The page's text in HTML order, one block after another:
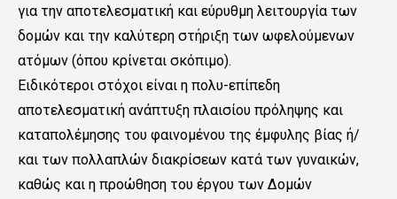
για την αποτελεσματική και εύρυθμη λειτουργία των
δομών και την καλύτερη στήριξη των ωφελούμενων
ατόμων (όπου κρίνεται σκόπιμο).
Ειδικότεροι στόχοι είναι η πολυ-επίπεδη
αποτελεσματική ανάπτυξη πλαισίου πρόληψης και
καταπολέμησης του φαινομένου της έμφυλης βίας ή/
και των πολλαπλών διακρίσεων κατά των γυναικών,
καθώς και η προώθηση του έργου των Δομών